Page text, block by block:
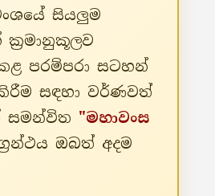
සියලුම
පරම්පරා සටහන්
සඳහා වර්ණවත්
සමන්විත "මහාවංස
ඔබත් අදම